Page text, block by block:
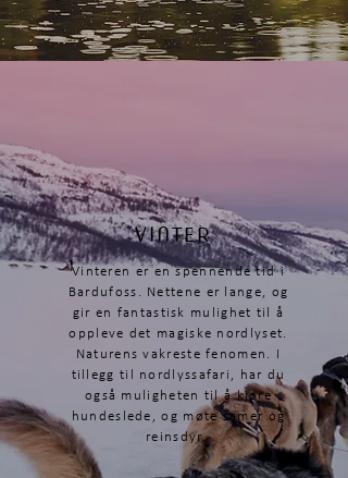
Vinteren er en spennende tid i
Bardufoss. Nettene er lange, og
gir en fantastisk mulighet til å
oppleve det magiske nordlyset.
Naturens vakreste fenomen. I
tillegg til nordlyssafari, har du
også muligheten til å kjøre
hundeslede, og møte samer og
reinsdyr.
VINTER